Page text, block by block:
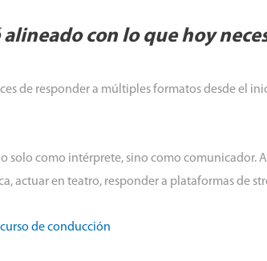
alineado con lo que hoy
de responder a múltiples formatos desde el
solo como intérprete, sino como comunicador.
actuar en teatro, responder a plataformas de
de conducción